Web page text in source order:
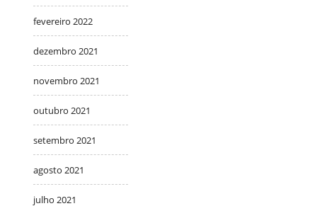
fevereiro 2022
dezembro 2021
novembro 2021
outubro 2021
setembro 2021
agosto 2021
julho 2021